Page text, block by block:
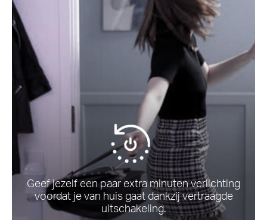
Geef jezelf een paar extra minuten verlichting
voordat je van huis gaat dankzij vertraagde
uitschakeling.